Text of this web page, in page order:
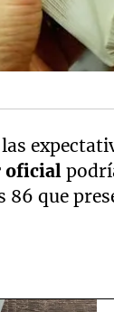
oficial
86 que